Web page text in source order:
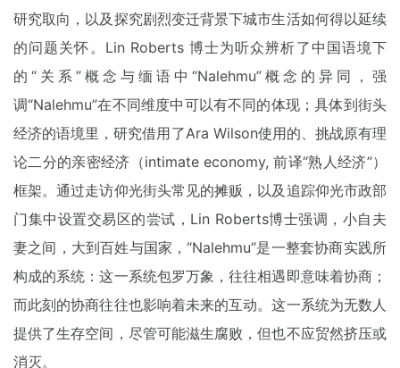
研究取向，以及探究剧烈变迁背景下城市生活如何得以延续
的问题关怀。Lin Roberts 博士为听众辨析了中国语境下
的“关系”概念与缅语中“Nalehmu”概念的异同，强
调“Nalehmu”在不同维度中可以有不同的体现；具体到街头
经济的语境里，研究借用了Ara Wilson使用的、挑战原有理
论二分的亲密经济（intimate economy, 前译“熟人经济”）
框架。通过走访仰光街头常见的摊贩，以及追踪仰光市政部
门集中设置交易区的尝试，Lin Roberts博士强调，小自夫
妻之间，大到百姓与国家，“Nalehmu”是一整套协商实践所
构成的系统：这一系统包罗万象，往往相遇即意味着协商；
而此刻的协商往往也影响着未来的互动。这一系统为无数人
提供了生存空间，尽管可能滋生腐败，但也不应贸然挤压或
消灭。